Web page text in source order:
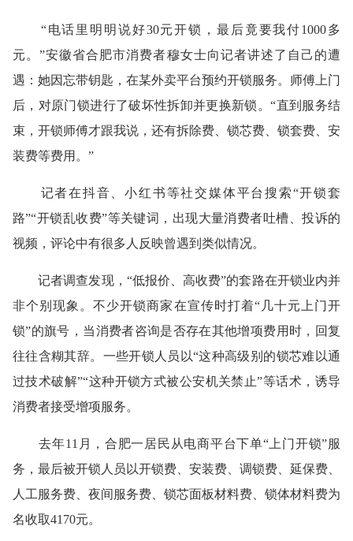
“电话里明明说好30元开锁，最后竟要我付1000多
元。”安徽省合肥市消费者穆女士向记者讲述了自己的遭
遇：她因忘带钥匙，在某外卖平台预约开锁服务。师傅上门
后，对原门锁进行了破坏性拆卸并更换新锁。“直到服务结
束，开锁师傅才跟我说，还有拆除费、锁芯费、锁套费、安
装费等费用。”
记者在抖音、小红书等社交媒体平台搜索“开锁套
路”“开锁乱收费”等关键词，出现大量消费者吐槽、投诉的
视频，评论中有很多人反映曾遇到类似情况。
记者调查发现，“低报价、高收费”的套路在开锁业内并
非个别现象。不少开锁商家在宣传时打着“几十元上门开
锁”的旗号，当消费者咨询是否存在其他增项费用时，回复
往往含糊其辞。一些开锁人员以“这种高级别的锁芯难以通
过技术破解”“这种开锁方式被公安机关禁止”等话术，诱导
消费者接受增项服务。
去年11月，合肥一居民从电商平台下单“上门开锁”服
务，最后被开锁人员以开锁费、安装费、调锁费、延保费、
人工服务费、夜间服务费、锁芯面板材料费、锁体材料费为
名收取4170元。